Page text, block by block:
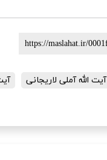
آیت الله آملی لاریجانی